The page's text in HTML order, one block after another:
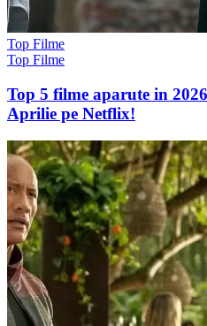
Top Filme
Top Filme
Top 5 filme aparute in
Aprilie pe Netflix!